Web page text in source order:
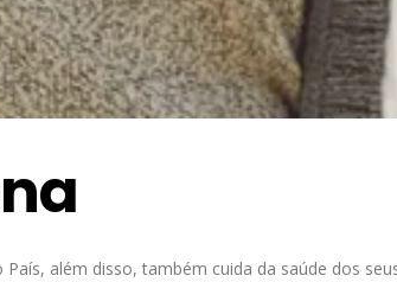
além disso, também cuida da saúde dos